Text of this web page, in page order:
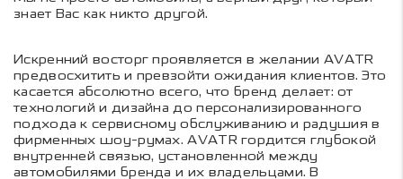
знает Вас как никто другой.
Искренний восторг проявляется в желании AVATR
предвосхитить и превзойти ожидания клиентов. Это
касается абсолютно всего, что бренд делает: от
технологий и дизайна до персонализированного
подхода к сервисному обслуживанию и радушия в
фирменных шоу-румах. AVATR гордится глубокой
внутренней связью, установленной между
автомобилями бренда и их владельцами. В